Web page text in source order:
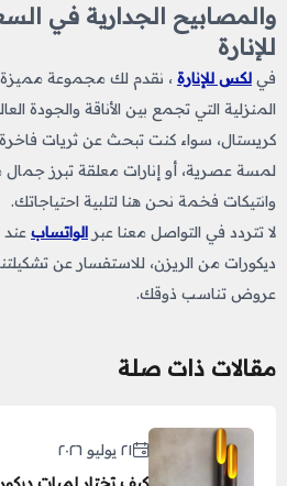
والمصابيح الجدارية في
للإنارة
في لكس للإنارة ، نقدم لك مجموعة مميزة
المنزلية التي تجمع بين الأناقة والجودة
كريستال، سواء كنت تبحث عن ثريات
لمسة عصرية، أو إنارات معلقة تبرز
وانتيكات فخمة نحن هنا لتلبية احتياجاتك.
لا تتردد في التواصل معنا عبر الواتساب
ديكورات من الريزن​، للاستفسار عن
عروض تناسب ذوقك.
مقالات ذات صلة
٢١ يوليو ٢٠٢٦